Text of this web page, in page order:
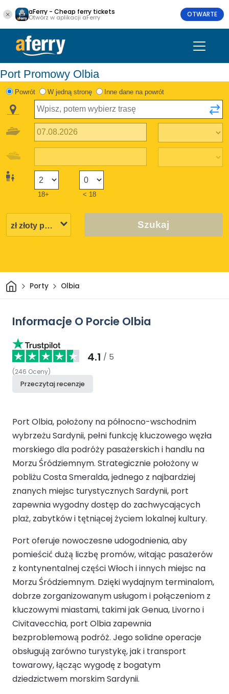
aFerry - Cheap ferry tickets
Otwórz w aplikacji aFerry OTWARTE
Port Promowy Olbia
Powrót W jedną stronę Inne dane na powrót
18+ < 18
Szukaj
DomPorty Olbia
Informacje O Porcie Olbia
4.1 / 5
(246 Oceny)
Przeczytaj recenzje
Port Olbia, położony na północno-wschodnim
wybrzeżu Sardynii, pełni funkcję kluczowego węzła
morskiego dla podróży pasażerskich i handlu na
Morzu Śródziemnym. Strategicznie położony w
pobliżu Costa Smeralda, jednego z najbardziej
znanych miejsc turystycznych Sardynii, port
zapewnia wygodny dostęp do zachwycających
plaż, zabytków i tętniącej życiem lokalnej kultury.
Port oferuje nowoczesne udogodnienia, aby
pomieścić dużą liczbę promów, witając pasażerów
z kontynentalnej części Włoch i innych miejsc na
Morzu Śródziemnym. Dzięki wydajnym terminalom,
dobrze zorganizowanym usługom i połączeniom z
kluczowymi miastami, takimi jak Genua, Livorno i
Civitavecchia, port Olbia zapewnia
bezproblemową podróż. Jego solidne operacje
obsługują zarówno turystykę, jak i transport
towarowy, łącząc wygodę z bogatym
dziedzictwem morskim Sardynii.